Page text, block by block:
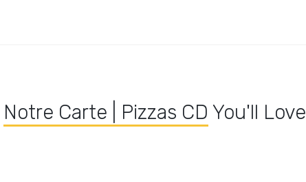
Notre Carte | Pizzas CD You'll Love